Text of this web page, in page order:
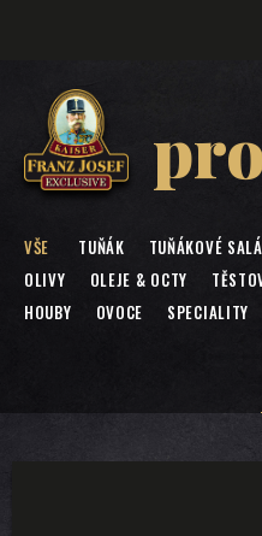
VŠE TUŇÁK TUŇÁKOVÉ
OLIVY
OLEJE & OCTY
HOUBY
OVOCE SPECIALITY